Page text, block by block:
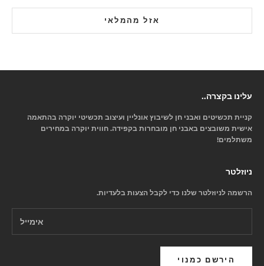
אזל מהמלאי
עלינו בקצרה..
קניית תכשיטים ואבני חן לשיבוץ אונליין ועיצוב תכשיטי יוקרה בהתאמה
אישית משובצים באבני חן מובחרות בקפידה. חווית יוקרה במחירים
משתלמים!
ניוזלטר
הרשמה לניוזלטר שלנו כדי לקבל הצעות בלעדיות.
הירשם כמנוי